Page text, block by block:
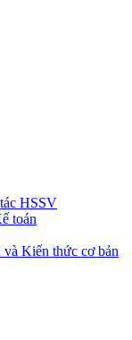
HSSV
toán
Kiến thức cơ bản